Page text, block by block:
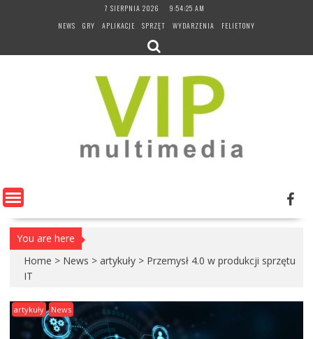
7 SIERPNIA 2026
9:54:26 AM
NEWS
GRY APLIKACJE SPRZĘT WYDARZENIA FELIETONY
You are here
Home > News > artykuły > Przemysł 4.0 w produkcji sprzętu
IT
artykuły News